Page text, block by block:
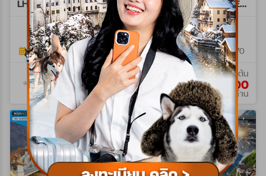
LH/OS พักฮัลล์สตัทท์
NOV 26 - MAR 27
WLH0210M
10วัน 7คืน
06 พ.ย. 69 - 29 มี.ค. 70
เริ่มต้น
125,900
บาท/ท่าน
มรดกโลก 9 วัน (TG) SEP
26 - AUG 27
WTG0209E
9 วัน 6 คืน
19 ก.ย. 69 - 19 ส.ค. 70
เริ่มต้น
114,900
บาท/ท่าน